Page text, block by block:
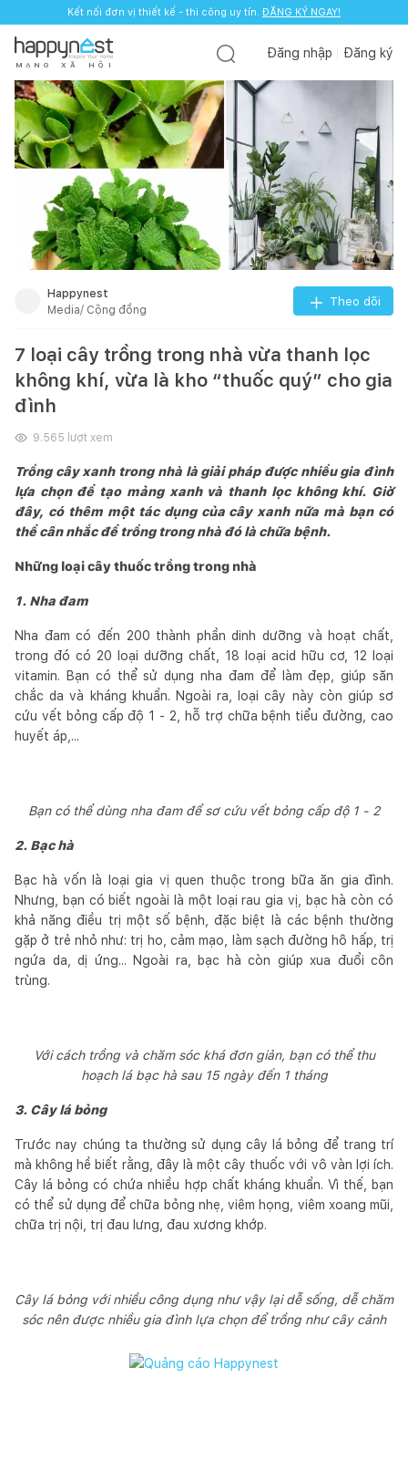
Kết nối đơn vị thiết kế - thi công uy tín. ĐĂNG KÝ NGAY!
M Ạ N G X Ã H Ộ I
Đăng nhập Đăng ký
Happynest
Media/ Cộng đồng
Theo dõi
7 loại cây trồng trong nhà vừa thanh lọc
không khí, vừa là kho “thuốc quý” cho gia
đình
9.565 lượt xem
Trồng cây xanh trong nhà là giải pháp được nhiều gia đình
lựa chọn để tạo mảng xanh và thanh lọc không khí. Giờ
đây, có thêm một tác dụng của cây xanh nữa mà bạn có
thể cân nhắc để trồng trong nhà đó là chữa bệnh.
Những loại cây thuốc trồng trong nhà
1. Nha đam
Nha đam có đến 200 thành phần dinh dưỡng và hoạt chất,
trong đó có 20 loại dưỡng chất, 18 loại acid hữu cơ, 12 loại
vitamin. Bạn có thể sử dụng nha đam để làm đẹp, giúp săn
chắc da và kháng khuẩn. Ngoài ra, loại cây này còn giúp sơ
cứu vết bỏng cấp độ 1 - 2, hỗ trợ chữa bệnh tiểu đường, cao
huyết áp,...
Bạn có thể dùng nha đam để sơ cứu vết bỏng cấp độ 1 - 2
2. Bạc hà
Bạc hà vốn là loại gia vị quen thuộc trong bữa ăn gia đình.
Nhưng, bạn có biết ngoài là một loại rau gia vị, bạc hà còn có
khả năng điều trị một số bệnh, đặc biệt là các bệnh thường
gặp ở trẻ nhỏ như: trị ho, cảm mạo, làm sạch đường hô hấp, trị
ngứa da, dị ứng... Ngoài ra, bạc hà còn giúp xua đuổi côn
trùng.
Với cách trồng và chăm sóc khá đơn giản, bạn có thể thu
hoạch lá bạc hà sau 15 ngày đến 1 tháng
3. Cây lá bỏng
Trước nay chúng ta thường sử dụng cây lá bỏng để trang trí
mà không hề biết rằng, đây là một cây thuốc với vô vàn lợi ích.
Cây lá bỏng có chứa nhiều hợp chất kháng khuẩn. Vì thế, bạn
có thể sử dụng để chữa bỏng nhẹ, viêm họng, viêm xoang mũi,
chữa trị nội, trị đau lưng, đau xương khớp.
Cây lá bỏng với nhiều công dụng như vậy lại dễ sống, dễ chăm
sóc nên được nhiều gia đình lựa chọn để trồng như cây cảnh